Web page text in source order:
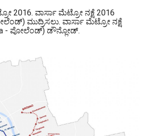
2016. ವಾರ್ಸಾ ಮೆಟ್ರೋ ನಕ್ಷೆ 2016
ಮುದ್ರಿಸಲು. ವಾರ್ಸಾ ಮೆಟ್ರೋ ನಕ್ಷೆ
- ಪೋಲೆಂಡ್) ಡೌನ್ಲೋಡ್.